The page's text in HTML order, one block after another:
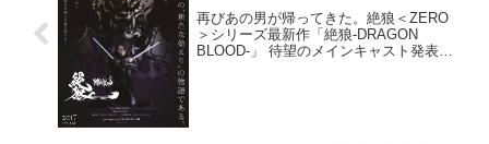
再びあの男が帰ってきた。絶狼＜ZERO
＞シリーズ最新作「絶狼-DRAGON
BLOOD-」 待望のメインキャスト発表、